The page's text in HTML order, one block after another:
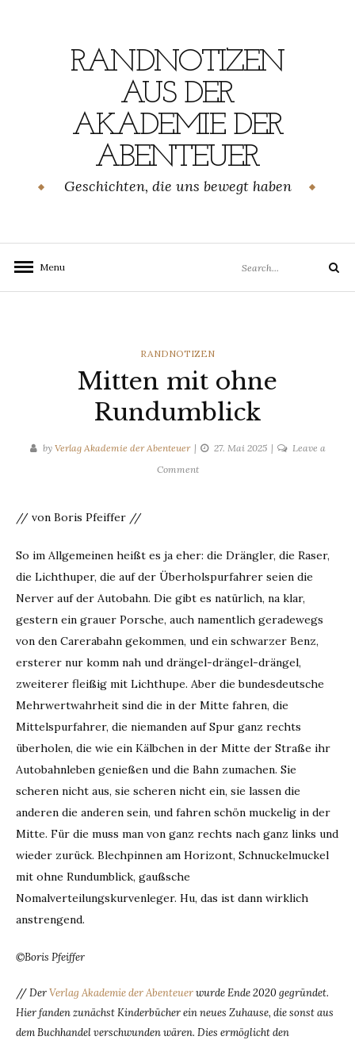
RANDNOTIZEN
AUS DER
AKADEMIE DER
ABENTEUER
Geschichten, die uns bewegt haben
Menu
for:
Search
CATEGORIES
RANDNOTIZEN
Mitten mit ohne
Rundumblick
by Verlag Akademie der Abenteuer 27. Mai 2025
Leave a
Commenton
// von Boris Pfeiffer //
So im Allgemeinen heißt es ja eher: die Drängler, die Raser,
die Lichthuper, die auf der Überholspurfahrer seien die
Nerver auf der Autobahn. Die gibt es natürlich, na klar,
gestern ein grauer Porsche, auch namentlich geradewegs
von den Carerabahn gekommen, und ein schwarzer Benz,
ersterer nur komm nah und drängel-drängel-drängel,
zweiterer fleißig mit Lichthupe. Aber die bundesdeutsche
Mehrwertwahrheit sind die in der Mitte fahren, die
Mittelspurfahrer, die niemanden auf Spur ganz rechts
überholen, die wie ein Kälbchen in der Mitte der Straße ihr
Autobahnleben genießen und die Bahn zumachen. Sie
scheren nicht aus, sie scheren nicht ein, sie lassen die
anderen die anderen sein, und fahren schön muckelig in der
Mitte. Für die muss man von ganz rechts nach ganz links und
wieder zurück. Blechpinnen am Horizont, Schnuckelmuckel
mit ohne Rundumblick, gaußsche
Nomalverteilungskurvenleger. Hu, das ist dann wirklich
anstrengend.
©Boris Pfeiffer
//DerVerlag Akademie der Abenteuerwurde Ende 2020 gegründet.
Hier fanden zunächst Kinderbücher ein neues Zuhause, die sonst aus
dem Buchhandel verschwunden wären. Dies ermöglicht den